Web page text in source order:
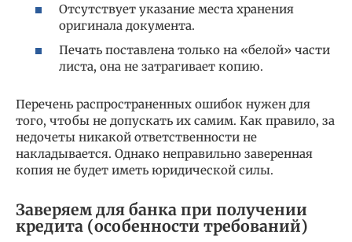
Отсутствует указание места хранения
оригинала документа.
Печать поставлена только на «белой» части
листа, она не затрагивает копию.
Перечень распространенных ошибок нужен для
того, чтобы не допускать их самим. Как правило, за
недочеты никакой ответственности не
накладывается. Однако неправильно заверенная
копия не будет иметь юридической силы.
Заверяем для банка при получении
кредита (особенности требований)